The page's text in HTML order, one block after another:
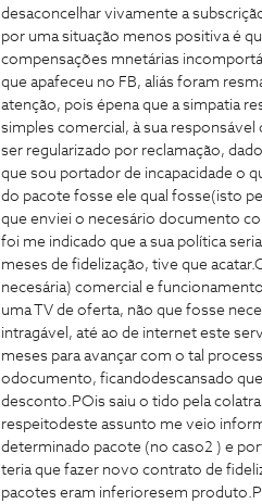
desaconcelhar vivamente a
por uma situação menos positiva é
compensações mnetárias
que apafeceu no FB, aliás foram
atenção, pois épena que a simpatia
simples comercial, à sua
ser regularizado por reclamação,
que sou portador de incapacidade o
do pacote fosse ele qual fosse(isto
que enviei o necesário documento
foi me indicado que a sua política
meses de fidelização, tive que
necesária) comercial e
uma TV de oferta, não que fosse
intragável, até ao de internet este
meses para avançar com o tal
odocumento, ficandodescansado
desconto.POis saiu o tido pela
respeitodeste assunto me veio
determinado pacote (no caso2 ) e
teria que fazer novo contrato de
pacotes eram inferioresem